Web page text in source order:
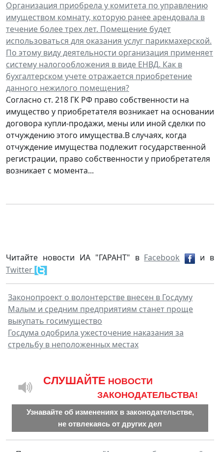
Организация приобрела у комитета по управлению
имуществом комнату, которую ранее арендовала в
течение более трех лет. Помещение будет
использоваться для оказания услуг парикмахерской.
По этому виду деятельности организация применяет
систему налогообложения в виде ЕНВД. Как в
бухгалтерском учете отражается приобретение
данного нежилого помещения?
Согласно ст. 218 ГК РФ право собственности на
имущество у приобретателя возникает на основании
договора купли-продажи, мены или иной сделки по
отчуждению этого имущества.В случаях, когда
отчуждение имущества подлежит государственной
регистрации, право собственности у приобретателя
возникает с момента...
Читайте новости ИА "ГАРАНТ" в Facebook
и в
Twitter
Законопроект о волонтерстве внесен в Госдуму
Малым и средним предприятиям станет проще
выкупать госимущество
Госдума одобрила ужесточение наказания за
стрельбу в неположенных местах
CЛУШАЙТЕ НОВОСТИ
ЗАКОНОДАТЕЛЬСТВА!
Узнавайте об изменениях в законодательстве,
не отвлекаясь от других дел